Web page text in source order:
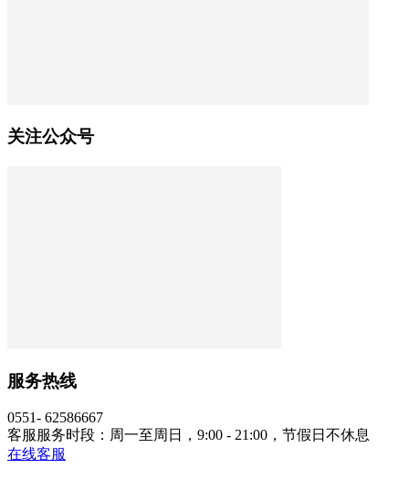
关注公众号
服务热线
0551- 62586667
客服服务时段：周一至周日，9:00 - 21:00，节假日不休息
在线客服